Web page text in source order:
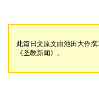
此篇日文原文由池田大作
《圣教新闻》。